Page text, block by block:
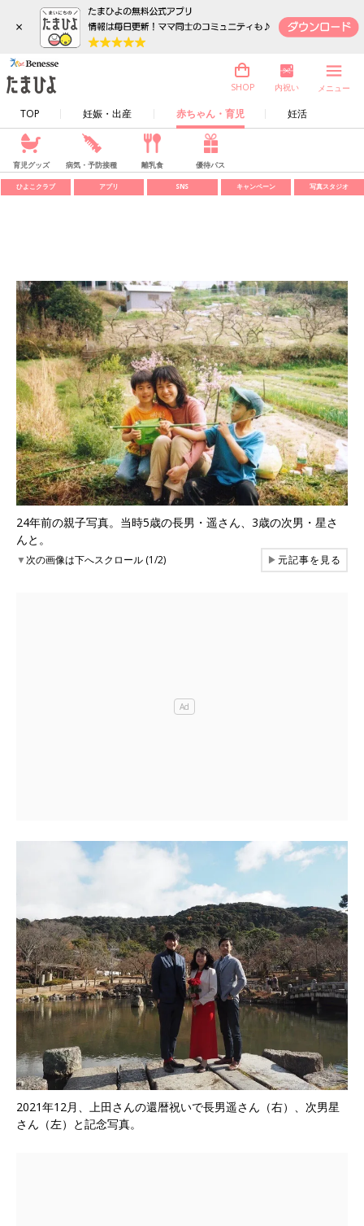
×
TOP 妊娠・出産 赤ちゃん・育児 妊活
SHOP 内祝い メニュー
育児グッズ 病気・予防接種 離乳食 優待パス
ひよこクラブ アプリ SNS キャンペーン 写真スタジオ
24年前の親子写真。当時5歳の長男・遥さん、3歳の次男・星さ
んと。
▼次の画像は下へスクロール (1/2) ▶元記事を見る
2021年12月、上田さんの還暦祝いで長男遥さん（右）、次男星
さん（左）と記念写真。